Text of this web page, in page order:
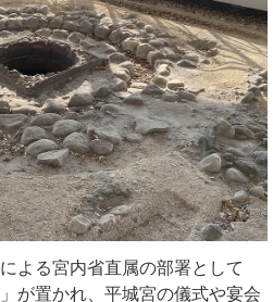
よる宮内省直属の部署として
が置かれ、平城宮の儀式や宴会